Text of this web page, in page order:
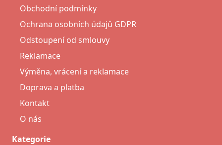
Obchodní podmínky
Ochrana osobních údajů GDPR
Odstoupení od smlouvy
Reklamace
Výměna, vrácení a reklamace
Doprava a platba
Kontakt
O nás
Kategorie